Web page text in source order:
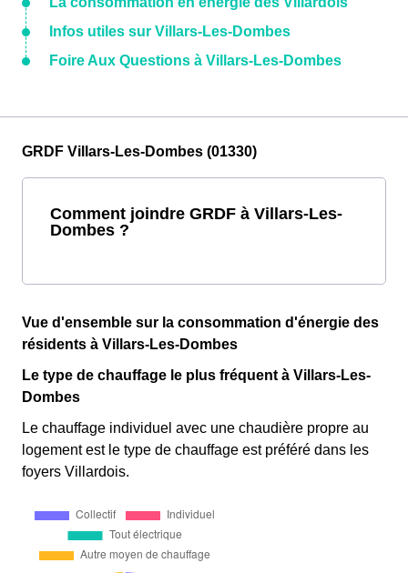
Infos utiles sur Villars-Les-Dombes
Foire Aux Questions à Villars-Les-Dombes
GRDF Villars-Les-Dombes (01330)
Comment joindre GRDF à Villars-Les-
Dombes ?
Vue d'ensemble sur la consommation d'énergie des
résidents à Villars-Les-Dombes
Le type de chauffage le plus fréquent à Villars-Les-
Dombes
Le chauffage individuel avec une chaudière propre au
logement est le type de chauffage est préféré dans les
foyers Villardois.